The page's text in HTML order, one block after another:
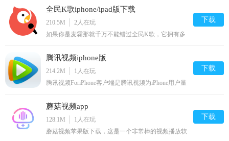
直播新路线。
全民K歌iphone/ipad版下载
210.5M 2人在玩
如果你是麦霸那就千万不能错过全民K歌，它拥有多
朋友圈、qq空间。
下载
腾讯视频iphone版
214.2M 1 人在玩
腾讯视频ForiPhone客户端是腾讯视频为iPhone用户量
您带来不一样的在线视频观看新体验。腾讯视频
iPhone版内容涵盖电视剧，综艺，电影，动漫，独家
中国好声音，流行视频一网打尽。
下载
蘑菇视频app
128.1M 1 人在玩
蘑菇视频苹果版下载，这是一个非常棒的视频播放软
下载